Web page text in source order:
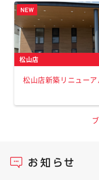
松山店
松山店新築リニュー